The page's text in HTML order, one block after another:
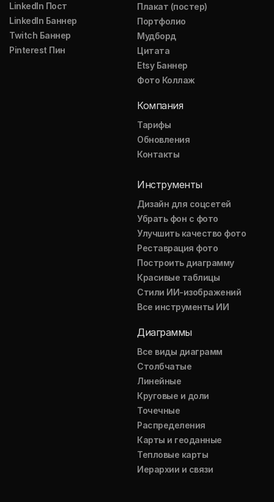
LinkedIn Пост
LinkedIn Баннер
Twitch Баннер
Pinterest Пин
Плакат (постер)
Портфолио
Мудборд
Цитата
Etsy Баннер
Фото Коллаж
Компания
Тарифы
Обновления
Контакты
Инструменты
Дизайн для соцсетей
Убрать фон с фото
Улучшить качество фото
Реставрация фото
Построить диаграмму
Красивые таблицы
Стили ИИ-изображений
Все инструменты ИИ
Диаграммы
Все виды диаграмм
Столбчатые
Линейные
Круговые и доли
Точечные
Распределения
Карты и геоданные
Тепловые карты
Иерархии и связи